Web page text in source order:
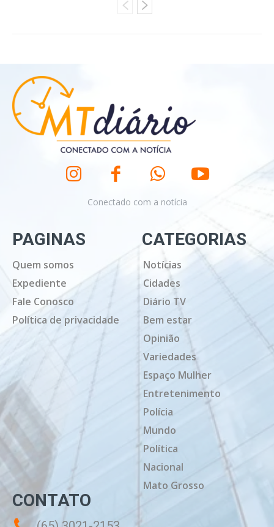
Conectado com a notícia
PAGINAS
Quem somos
Expediente
Fale Conosco
Política de privacidade
CATEGORIAS
Notícias
Cidades
Diário TV
Bem estar
Opinião
Variedades
Espaço Mulher
Entretenimento
Polícia
Mundo
Política
Nacional
Mato Grosso
CONTATO